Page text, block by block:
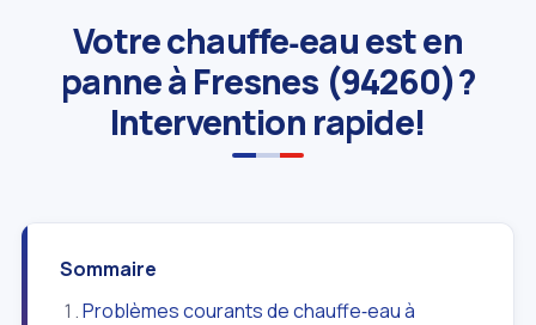
Votre chauffe‑eau est en
panne à Fresnes (94260)?
Intervention rapide!
Sommaire
Problèmes courants de chauffe‑eau à